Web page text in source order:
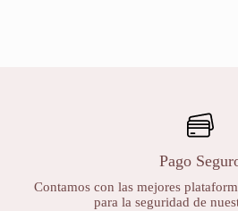
Pago
Contamos con las mejores
para la seguridad de